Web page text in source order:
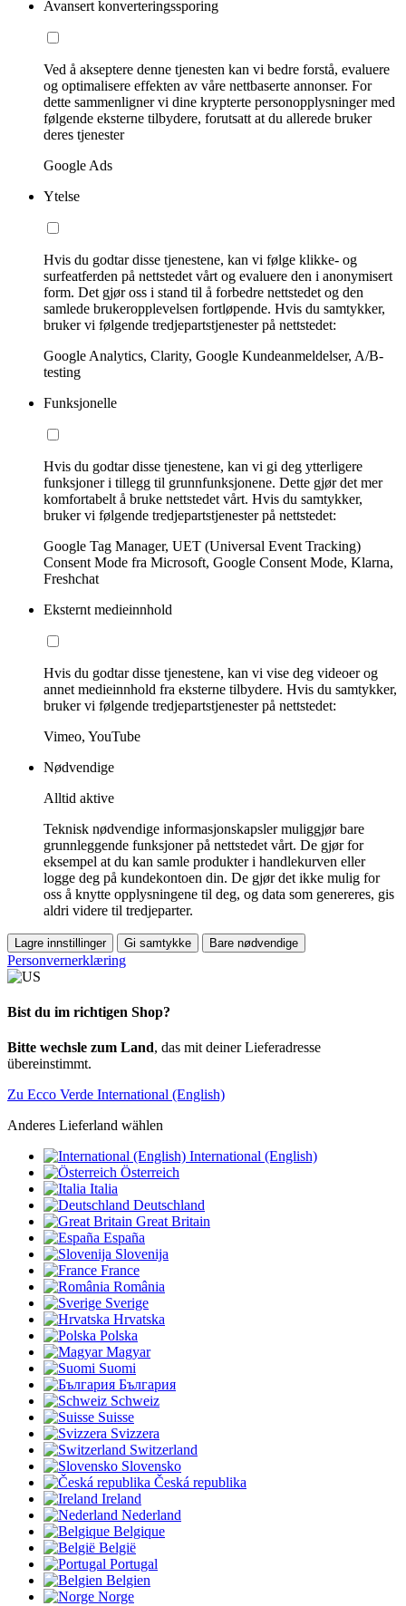
Avansert konverteringssporing
Ved å akseptere denne tjenesten kan vi bedre forstå, evaluere
og optimalisere effekten av våre nettbaserte annonser. For
dette sammenligner vi dine krypterte personopplysninger med
følgende eksterne tilbydere, forutsatt at du allerede bruker
deres tjenester
Google Ads
Ytelse
Hvis du godtar disse tjenestene, kan vi følge klikke- og
surfeatferden på nettstedet vårt og evaluere den i anonymisert
form. Det gjør oss i stand til å forbedre nettstedet og den
samlede brukeropplevelsen fortløpende. Hvis du samtykker,
bruker vi følgende tredjepartstjenester på nettstedet:
Google Analytics, Clarity, Google Kundeanmeldelser, A/B-
testing
Funksjonelle
Hvis du godtar disse tjenestene, kan vi gi deg ytterligere
funksjoner i tillegg til grunnfunksjonene. Dette gjør det mer
komfortabelt å bruke nettstedet vårt. Hvis du samtykker,
bruker vi følgende tredjepartstjenester på nettstedet:
Google Tag Manager, UET (Universal Event Tracking)
Consent Mode fra Microsoft, Google Consent Mode, Klarna,
Freshchat
Eksternt medieinnhold
Hvis du godtar disse tjenestene, kan vi vise deg videoer og
annet medieinnhold fra eksterne tilbydere. Hvis du samtykker,
bruker vi følgende tredjepartstjenester på nettstedet:
Vimeo, YouTube
Nødvendige
Alltid aktive
Teknisk nødvendige informasjonskapsler muliggjør bare
grunnleggende funksjoner på nettstedet vårt. De gjør for
eksempel at du kan samle produkter i handlekurven eller
logge deg på kundekontoen din. De gjør det ikke mulig for
oss å knytte opplysningene til deg, og data som genereres, gis
aldri videre til tredjeparter.
Lagre innstillinger Gi samtykke Bare nødvendige
Personvernerklæring
Bist du im richtigen Shop?
Bitte wechsle zum Land, das mit deiner Lieferadresse
übereinstimmt.
Zu Ecco Verde International (English)
Anderes Lieferland wählen
International (English)
Österreich
Italia
Deutschland
Great Britain
España
Slovenija
France
România
Sverige
Hrvatska
Polska
Magyar
Suomi
България
Schweiz
Suisse
Svizzera
Switzerland
Slovensko
Česká republika
Ireland
Nederland
Belgique
België
Portugal
Belgien
Norge